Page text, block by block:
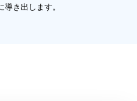
き出します。